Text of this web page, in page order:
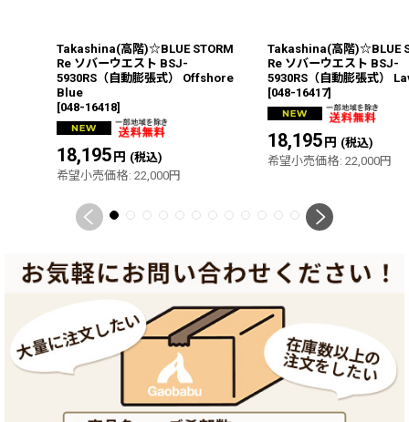
Takashina(高階)☆BLUE STORM
Re ソバーウエスト BSJ-
5930RS（自動膨張式） Offshore
Blue
[048-16418]
18,195円 (税込)
希望小売価格: 22,000円
Takashina(高階)☆BLUE
Re ソバーウエスト BSJ-
5930RS（自動膨張式）
[048-16417]
18,195円 (税込)
希望小売価格: 22,000円